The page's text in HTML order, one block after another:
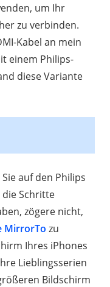
um Ihr
zu verbinden.
Kabel an mein
einem Philips-
diese Variante
auf den Philips
die Schritte
zögere nicht,
MirrorTo zu
Ihres iPhones
Lieblingsserien
Bildschirm